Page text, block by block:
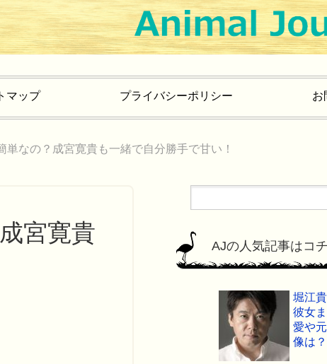
マップ プライバシーポリシー お
単なの？成宮寛貴も一緒で自分勝手で甘い！
宮寛貴
AJの人気記事はコ
堀江
彼女
愛や
像は